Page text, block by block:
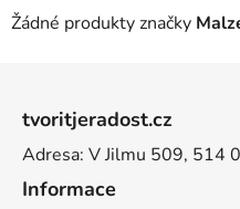
Žádné produkty značky
tvoritjeradost.cz
Adresa: V Jilmu 509, 514
Informace